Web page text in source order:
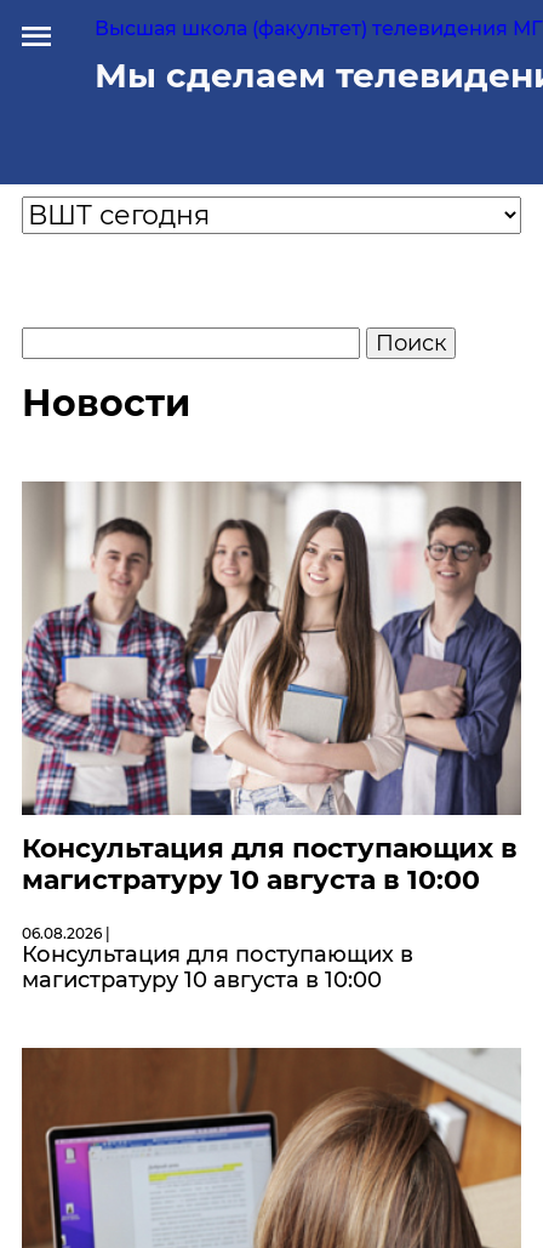
Высшая школа (факультет) телевидения
Мы сделаем
Новости
Консультация для поступающих в
магистратуру 10 августа в 10:00
06.08.2026 |
Консультация для поступающих в
магистратуру 10 августа в 10:00